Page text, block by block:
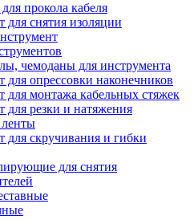
прокола кабеля
для снятия изоляции
чемоданы для инструмента
для опрессовки наконечников
для монтажа кабельных стяжек
для резки и натяжения
для скручивания и гибки
для снятия